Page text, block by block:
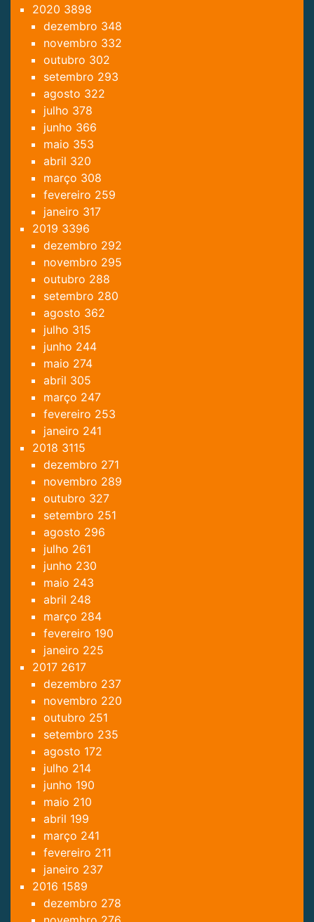
2020 3898
dezembro 348
novembro 332
outubro 302
setembro 293
agosto 322
julho 378
junho 366
maio 353
abril 320
março 308
fevereiro 259
janeiro 317
2019 3396
dezembro 292
novembro 295
outubro 288
setembro 280
agosto 362
julho 315
junho 244
maio 274
abril 305
março 247
fevereiro 253
janeiro 241
2018 3115
dezembro 271
novembro 289
outubro 327
setembro 251
agosto 296
julho 261
junho 230
maio 243
abril 248
março 284
fevereiro 190
janeiro 225
2017 2617
dezembro 237
novembro 220
outubro 251
setembro 235
agosto 172
julho 214
junho 190
maio 210
abril 199
março 241
fevereiro 211
janeiro 237
2016 1589
dezembro 278